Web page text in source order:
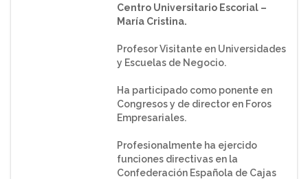
Centro Universitario Escorial –
María Cristina.
Profesor Visitante en Universidades
y Escuelas de Negocio.
Ha participado como ponente en
Congresos y de director en Foros
Empresariales.
Profesionalmente ha ejercido
funciones directivas en la
Confederación Española de Cajas